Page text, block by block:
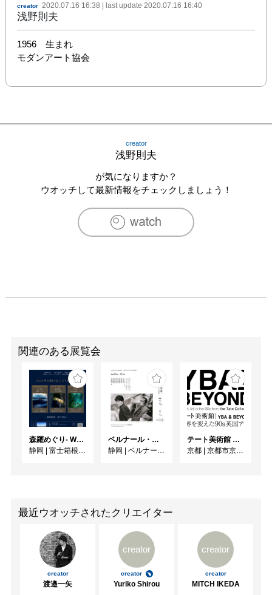
creator 2020.07.16 16:38 | last update 2020.07.16 16:40
浅野則夫
1956　生まれ
モダンアート協会
creator
浅野則夫
が気になりますか？
ウオッチして最新情報をチェックしましょう！
関連のある展覧会
森羅めぐり- Wandering in Shinra -
静岡 | 富士箱根カントリークラブ
ベルナール・ビュフェと写真 ーカメラがとらえたビュフェとその時代、そして21 世紀へ
静岡 | ベルナール・ビュフェ美術館
テート美術館 ― YBA & BEYOND 世界を変えた90s英国アート
京都 | 京都市京セラ美術館
最近ウオッチされたクリエイター
creator
渡邉一矢
creator
creator
Yuriko Shirou
creator
creator
MITCH IKEDA